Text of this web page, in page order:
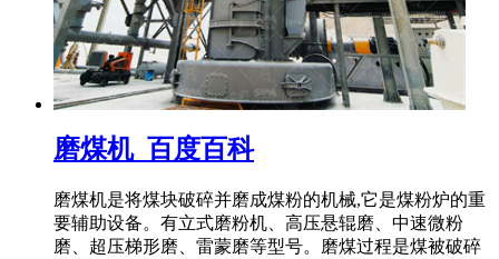
磨煤机_百度百科
磨煤机是将煤块破碎并磨成煤粉的机械,它是煤粉炉的重
要辅助设备。有立式磨粉机、高压悬辊磨、中速微粉
磨、超压梯形磨、雷蒙磨等型号。磨煤过程是煤被破碎